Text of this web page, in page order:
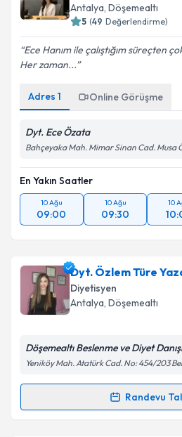
Antalya, Döşemealtı
5 (49 Değerlendirme)
Ece Hanım ile çalıştığım süreçten
Her zaman...
Adres 1 Online Görüşme
Dyt. Ece Özata
Bahçeyaka Mah. Mimar Sinan Cad. Musa
En Yakın Saatler
10 Ağu
09:00
10 Ağu
09:30
10
Dyt. Özlem Türe
Diyetisyen
Antalya, Döşemealtı
Döşemealtı Beslenme ve Diyet
Yeniköy Mah. Atatürk Cad. No: 454/203
Randevu
Randevu Takvimi Talebi